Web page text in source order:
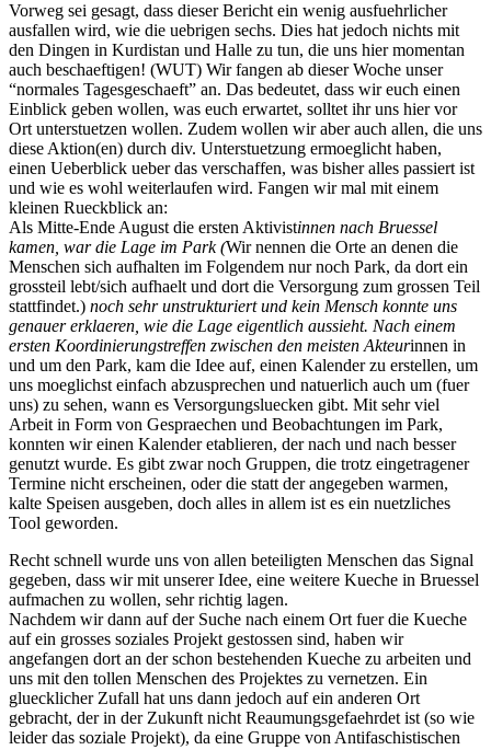
Vorweg sei gesagt, dass dieser Bericht ein wenig ausfuehrlicher
ausfallen wird, wie die uebrigen sechs. Dies hat jedoch nichts mit
den Dingen in Kurdistan und Halle zu tun, die uns hier momentan
auch beschaeftigen! (WUT) Wir fangen ab dieser Woche unser
“normales Tagesgeschaeft” an. Das bedeutet, dass wir euch einen
Einblick geben wollen, was euch erwartet, solltet ihr uns hier vor
Ort unterstuetzen wollen. Zudem wollen wir aber auch allen, die uns
diese Aktion(en) durch div. Unterstuetzung ermoeglicht haben,
einen Ueberblick ueber das verschaffen, was bisher alles passiert ist
und wie es wohl weiterlaufen wird. Fangen wir mal mit einem
kleinen Rueckblick an:
Als Mitte-Ende August die ersten Aktivistinnen nach Bruessel
kamen, war die Lage im Park (Wir nennen die Orte an denen die
Menschen sich aufhalten im Folgendem nur noch Park, da dort ein
grossteil lebt/sich aufhaelt und dort die Versorgung zum grossen Teil
stattfindet.) noch sehr unstrukturiert und kein Mensch konnte uns
genauer erklaeren, wie die Lage eigentlich aussieht. Nach einem
ersten Koordinierungstreffen zwischen den meisten Akteurinnen in
und um den Park, kam die Idee auf, einen Kalender zu erstellen, um
uns moeglichst einfach abzusprechen und natuerlich auch um (fuer
uns) zu sehen, wann es Versorgungsluecken gibt. Mit sehr viel
Arbeit in Form von Gespraechen und Beobachtungen im Park,
konnten wir einen Kalender etablieren, der nach und nach besser
genutzt wurde. Es gibt zwar noch Gruppen, die trotz eingetragener
Termine nicht erscheinen, oder die statt der angegeben warmen,
kalte Speisen ausgeben, doch alles in allem ist es ein nuetzliches
Tool geworden.
Recht schnell wurde uns von allen beteiligten Menschen das Signal
gegeben, dass wir mit unserer Idee, eine weitere Kueche in Bruessel
aufmachen zu wollen, sehr richtig lagen.
Nachdem wir dann auf der Suche nach einem Ort fuer die Kueche
auf ein grosses soziales Projekt gestossen sind, haben wir
angefangen dort an der schon bestehenden Kueche zu arbeiten und
uns mit den tollen Menschen des Projektes zu vernetzen. Ein
gluecklicher Zufall hat uns dann jedoch auf ein anderen Ort
gebracht, der in der Zukunft nicht Reaumungsgefaehrdet ist (so wie
leider das soziale Projekt), da eine Gruppe von Antifaschistischen